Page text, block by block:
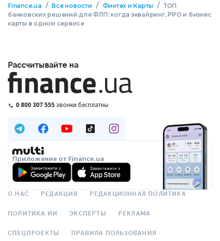
Finance.ua / Все новости / Финтех и Карты / ТОП
банковских решений для ФЛП: когда эквайринг, РРО и бизнес
карты в одном сервисе
Рассчитывайте на
0 800 307 555 звонки бесплатны
Приложение от Finance.ua
О НАС РЕДАКЦИЯ РЕДАКЦИОННАЯ ПОЛИТИКА
ПОЛИТИКА ИИ ЭКСПЕРТЫ РЕКЛАМА
СПЕЦПРОЕКТЫ ПРАВИЛА ПОЛЬЗОВАНИЯ